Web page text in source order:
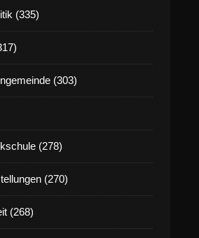
(335)
(303)
(278)
(270)
(268)